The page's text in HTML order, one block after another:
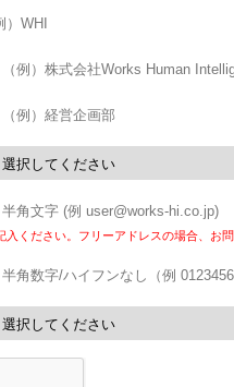
ください。フリーアドレスの場合、お